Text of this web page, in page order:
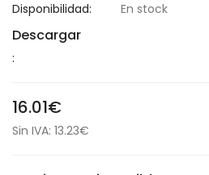
Disponibilidad:
En stock
Descargar
:
16.01€
Sin IVA: 13.23€